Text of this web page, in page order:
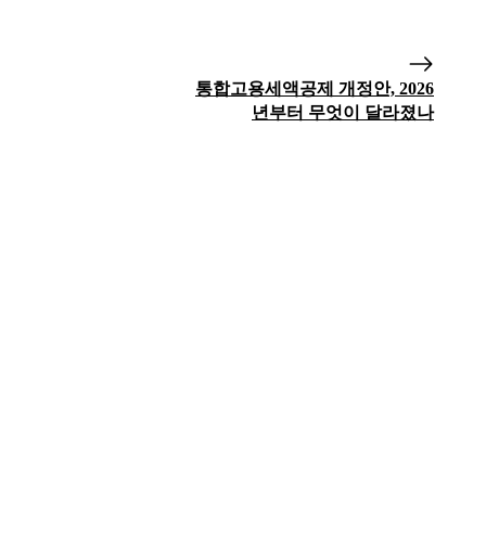
통합고용세액공제 개정안, 2026
년부터 무엇이 달라졌나